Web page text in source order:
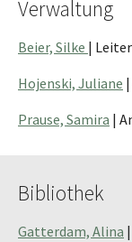
Verwaltung
Beier, Silke |
Hojenski, Juliane
Prause, Samira |
Bibliothek
Gatterdam, Alina